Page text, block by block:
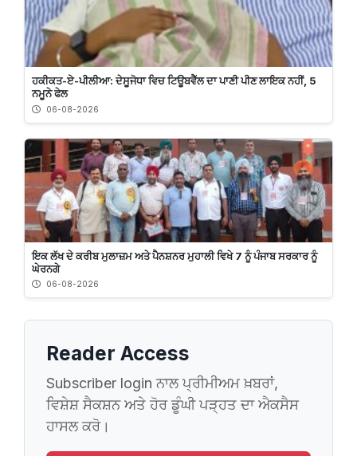
ਹਕੀਕਤ-ਏ-ਪੀਲੀਆ: ਦੇਸੂਜੋਧਾ ਵਿਚ ਟਿਊਬਵੈੱਲ ਦਾ ਪਾਣੀ ਪੀਣ ਲਾਇਕ ਨਹੀਂ, 5
ਨਮੂਨੇ ਫੇਲ
06-08-2026
ਇਕ ਲੱਖ ਦੇ ਕਰੀਬ ਮੁਲਾਜ਼ਮ ਅਤੇ ਪੈਨਸ਼ਨਰ ਮੁਹਾਲੀ ਵਿਖੇ 7 ਨੂੰ ਪੰਜਾਬ ਸਰਕਾਰ ਨੂੰ
ਘੇਰਨਗੇ
06-08-2026
Reader Access
Subscriber login ਨਾਲ ਪ੍ਰੀਮੀਅਮ ਖ਼ਬਰਾਂ,
ਵਿਸ਼ੇਸ਼ ਸੈਕਸ਼ਨ ਅਤੇ ਹੋਰ ਡੂੰਘੀ ਪੜ੍ਹਤ ਦਾ ਐਕਸੈਸ
ਹਾਸਲ ਕਰੋ।